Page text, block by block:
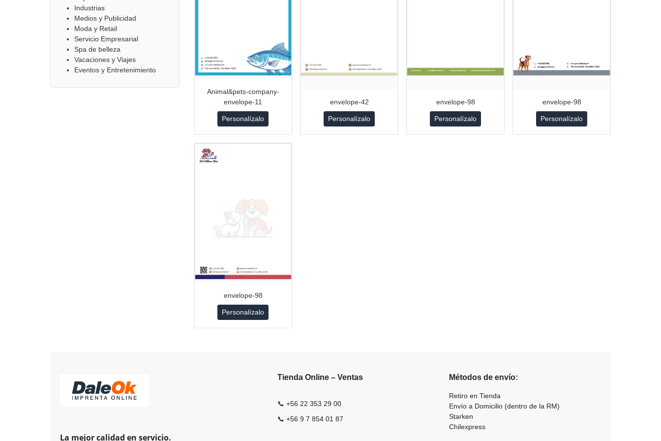
Industrias
Medios y Publicidad
Moda y Retail
Servicio Empresarial
Spa de belleza
Vacaciones y Viajes
Eventos y Entretenimiento
Animal&pets-company-
envelope-11
Personalízalo
envelope-42
Personalízalo
envelope-98
Personalízalo
envelope-98
Personalízalo
envelope-98
Personalízalo
La mejor calidad en servicio.
Tienda Online – Ventas
📞 +56 22 353 29 00
📞 +56 9 7 854 01 87
Métodos de envío:
Retiro en Tienda
Envío a Domicilio (dentro de la RM)
Starken
Chilexpress